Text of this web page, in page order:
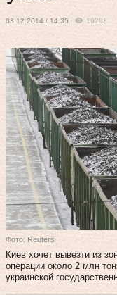
03.12.2014 / 14:35 19298
Фото: Reuters
Киев хочет вывезти из
операции около 2 млн
украинской